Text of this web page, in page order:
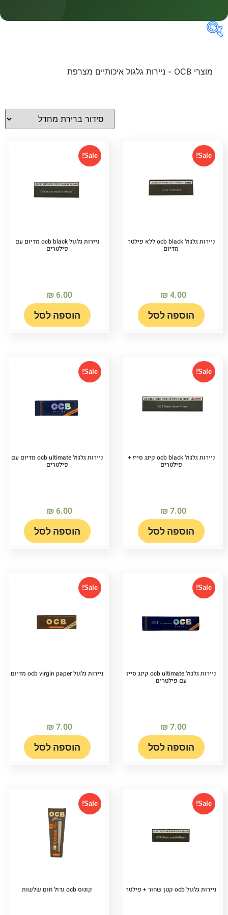
מוצרי OCB - ניירות גלגול איכותיים מצרפת
Sale!
ניירות גלגול ocb black ללא פילטר
מדיום
₪ 4.00
הוספה לסל
Sale!
ניירות גלגול ocb black מדיום עם
פילטרים
₪ 6.00
הוספה לסל
Sale!
ניירות גלגול ocb black קינג סייז +
פילטרים
₪ 7.00
הוספה לסל
Sale!
ניירות גלגול ocb ultimate מדיום עם
פילטרים
₪ 6.00
הוספה לסל
Sale!
ניירות גלגול ocb ultimate קינג סייז
עם פילטרים
₪ 7.00
הוספה לסל
Sale!
ניירות גלגול ocb virgin paper מדיום
₪ 7.00
הוספה לסל
Sale!
ניירות גלגול ocb קטן שחור + פילטר
Sale!
קונוס ocb גדול חום שלשות